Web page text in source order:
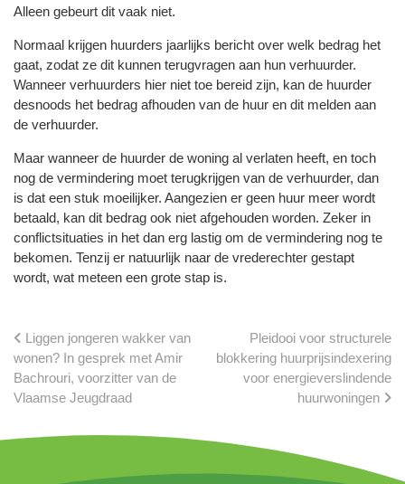
Alleen gebeurt dit vaak niet.
Normaal krijgen huurders jaarlijks bericht over welk bedrag het
gaat, zodat ze dit kunnen terugvragen aan hun verhuurder.
Wanneer verhuurders hier niet toe bereid zijn, kan de huurder
desnoods het bedrag afhouden van de huur en dit melden aan
de verhuurder.
Maar wanneer de huurder de woning al verlaten heeft, en toch
nog de vermindering moet terugkrijgen van de verhuurder, dan
is dat een stuk moeilijker. Aangezien er geen huur meer wordt
betaald, kan dit bedrag ook niet afgehouden worden. Zeker in
conflictsituaties in het dan erg lastig om de vermindering nog te
bekomen. Tenzij er natuurlijk naar de vrederechter gestapt
wordt, wat meteen een grote stap is.
Liggen jongeren wakker van
wonen? In gesprek met Amir
Bachrouri, voorzitter van de
Vlaamse Jeugdraad
Pleidooi voor structurele
blokkering huurprijsindexering
voor energieverslindende
huurwoningen